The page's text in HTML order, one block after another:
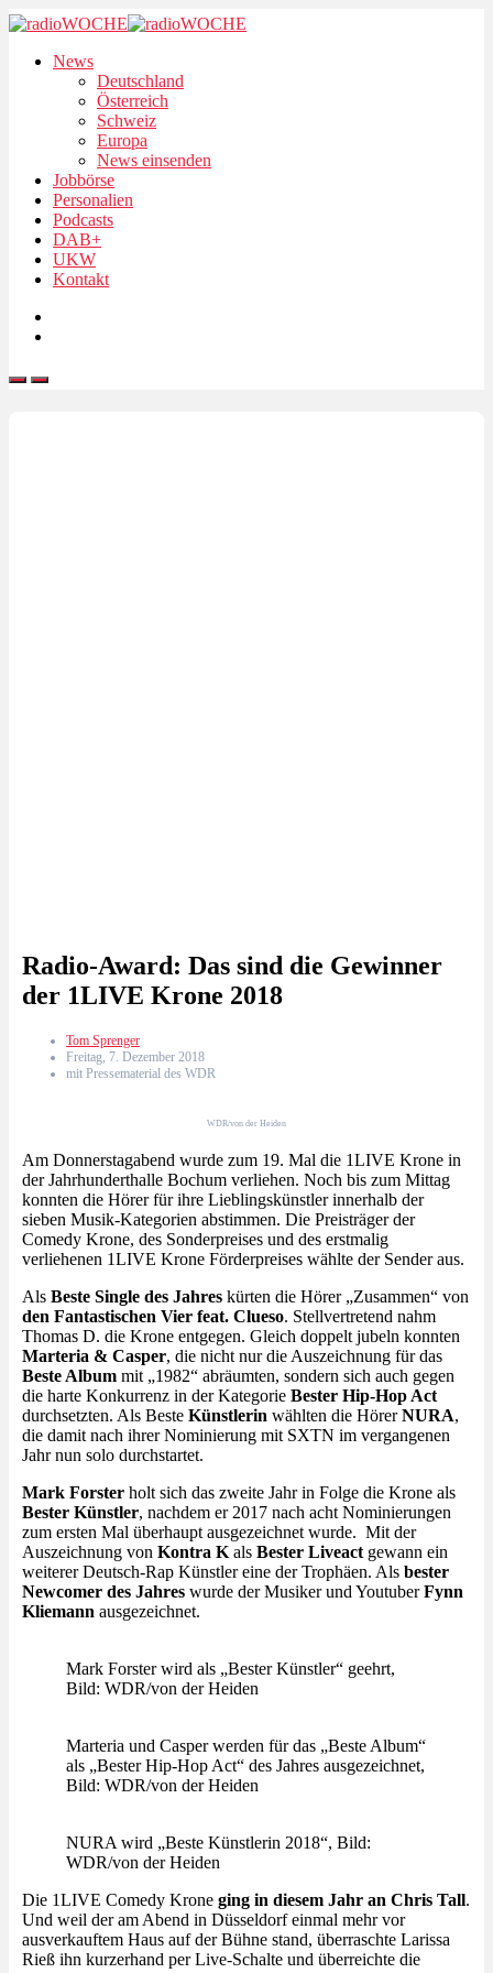
News
Deutschland
Österreich
Schweiz
Europa
News einsenden
Jobbörse
Personalien
Podcasts
DAB+
UKW
Kontakt
Radio-Award: Das sind die Gewinner
der 1LIVE Krone 2018
Tom Sprenger
Freitag, 7. Dezember 2018
mit Pressematerial des WDR
WDR/von der Heiden
Am Donnerstagabend wurde zum 19. Mal die 1LIVE Krone in
der Jahrhunderthalle Bochum verliehen. Noch bis zum Mittag
konnten die Hörer für ihre Lieblingskünstler innerhalb der
sieben Musik-Kategorien abstimmen. Die Preisträger der
Comedy Krone, des Sonderpreises und des erstmalig
verliehenen 1LIVE Krone Förderpreises wählte der Sender aus.
Als Beste Single des Jahres kürten die Hörer „Zusammen“ von
den Fantastischen Vier feat. Clueso. Stellvertretend nahm
Thomas D. die Krone entgegen. Gleich doppelt jubeln konnten
Marteria & Casper, die nicht nur die Auszeichnung für das
Beste Album mit „1982“ abräumten, sondern sich auch gegen
die harte Konkurrenz in der Kategorie Bester Hip-Hop Act
durchsetzten. Als Beste Künstlerin wählten die HörerNURA,
die damit nach ihrer Nominierung mit SXTN im vergangenen
Jahr nun solo durchstartet.
Mark Forster holt sich das zweite Jahr in Folge die Krone als
Bester Künstler, nachdem er 2017 nach acht Nominierungen
zum ersten Mal überhaupt ausgezeichnet wurde. Mit der
Auszeichnung von Kontra K als Bester Liveact gewann ein
weiterer Deutsch-Rap Künstler eine der Trophäen. Als bester
Newcomer des Jahres wurde der Musiker und YoutuberFynn
Kliemann ausgezeichnet.
Mark Forster wird als „Bester Künstler“ geehrt,
Bild: WDR/von der Heiden
Marteria und Casper werden für das „Beste Album“
als „Bester Hip-Hop Act“ des Jahres ausgezeichnet,
Bild: WDR/von der Heiden
NURA wird „Beste Künstlerin 2018“, Bild:
WDR/von der Heiden
Die 1LIVE Comedy Krone ging in diesem Jahr an Chris Tall.
Und weil der am Abend in Düsseldorf einmal mehr vor
ausverkauftem Haus auf der Bühne stand, überraschte Larissa
Rieß ihn kurzerhand per Live-Schalte und überreichte die